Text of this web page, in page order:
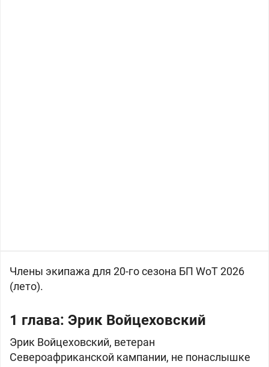
Члены экипажа для 20-го сезона БП WoT 2026
(лето).
1 глава: Эрик Войцеховский
Эрик Войцеховский, ветеран
Североафриканской кампании, не понаслышке